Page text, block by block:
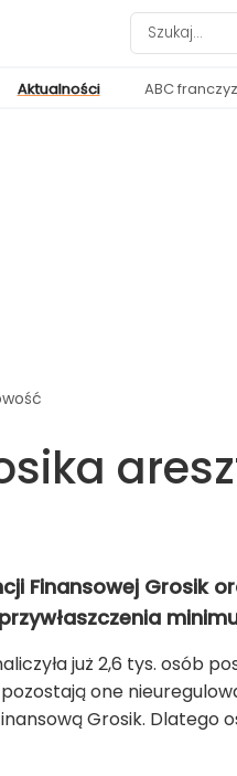
Aktualności ABC
Finansowej Grosik
już 2,6 tys. osób
one
Grosik.